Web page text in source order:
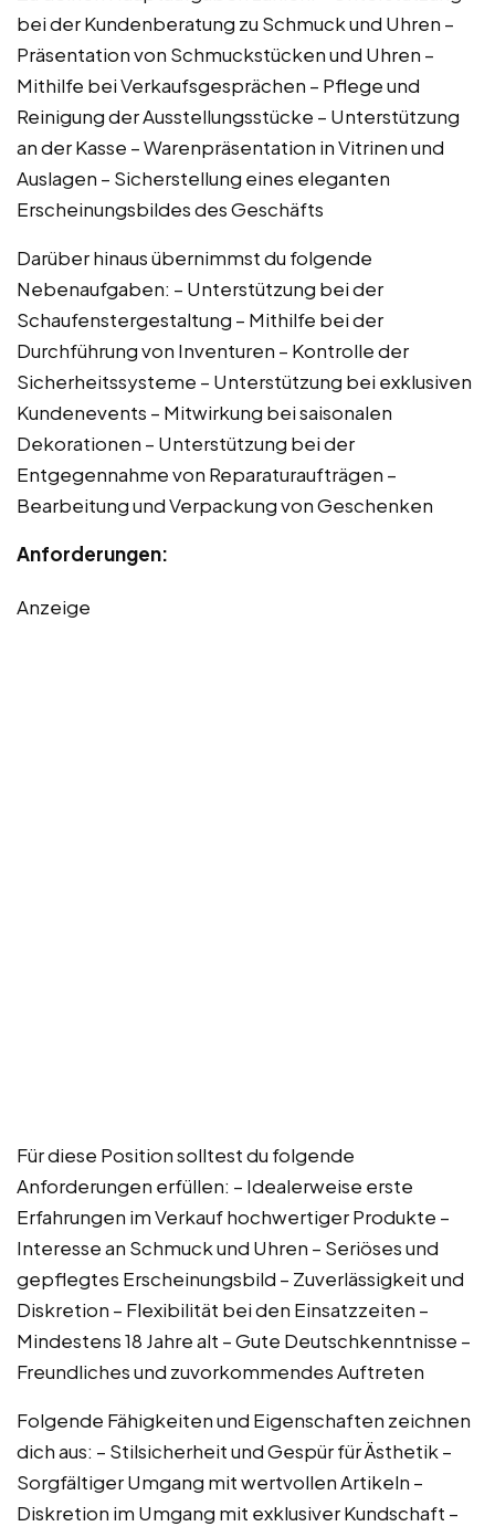
bei der Kundenberatung zu Schmuck und Uhren –
Präsentation von Schmuckstücken und Uhren –
Mithilfe bei Verkaufsgesprächen – Pflege und
Reinigung der Ausstellungsstücke – Unterstützung
an der Kasse – Warenpräsentation in Vitrinen und
Auslagen – Sicherstellung eines eleganten
Erscheinungsbildes des Geschäfts
Darüber hinaus übernimmst du folgende
Nebenaufgaben: – Unterstützung bei der
Schaufenstergestaltung – Mithilfe bei der
Durchführung von Inventuren – Kontrolle der
Sicherheitssysteme – Unterstützung bei exklusiven
Kundenevents – Mitwirkung bei saisonalen
Dekorationen – Unterstützung bei der
Entgegennahme von Reparaturaufträgen –
Bearbeitung und Verpackung von Geschenken
Anforderungen:
Anzeige
Für diese Position solltest du folgende
Anforderungen erfüllen: – Idealerweise erste
Erfahrungen im Verkauf hochwertiger Produkte –
Interesse an Schmuck und Uhren – Seriöses und
gepflegtes Erscheinungsbild – Zuverlässigkeit und
Diskretion – Flexibilität bei den Einsatzzeiten –
Mindestens 18 Jahre alt – Gute Deutschkenntnisse –
Freundliches und zuvorkommendes Auftreten
Folgende Fähigkeiten und Eigenschaften zeichnen
dich aus: – Stilsicherheit und Gespür für Ästhetik –
Sorgfältiger Umgang mit wertvollen Artikeln –
Diskretion im Umgang mit exklusiver Kundschaft –